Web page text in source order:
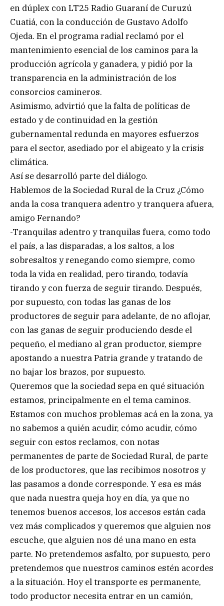
en dúplex con LT25 Radio Guaraní de Curuzú
Cuatiá, con la conducción de Gustavo Adolfo
Ojeda. En el programa radial reclamó por el
mantenimiento esencial de los caminos para la
producción agrícola y ganadera, y pidió por la
transparencia en la administración de los
consorcios camineros.
Asimismo, advirtió que la falta de políticas de
estado y de continuidad en la gestión
gubernamental redunda en mayores esfuerzos
para el sector, asediado por el abigeato y la crisis
climática.
Así se desarrolló parte del diálogo.
Hablemos de la Sociedad Rural de la Cruz ¿Cómo
anda la cosa tranquera adentro y tranquera afuera,
amigo Fernando?
-Tranquilas adentro y tranquilas fuera, como todo
el país, a las disparadas, a los saltos, a los
sobresaltos y renegando como siempre, como
toda la vida en realidad, pero tirando, todavía
tirando y con fuerza de seguir tirando. Después,
por supuesto, con todas las ganas de los
productores de seguir para adelante, de no aflojar,
con las ganas de seguir produciendo desde el
pequeño, el mediano al gran productor, siempre
apostando a nuestra Patria grande y tratando de
no bajar los brazos, por supuesto.
Queremos que la sociedad sepa en qué situación
estamos, principalmente en el tema caminos.
Estamos con muchos problemas acá en la zona, ya
no sabemos a quién acudir, cómo acudir, cómo
seguir con estos reclamos, con notas
permanentes de parte de Sociedad Rural, de parte
de los productores, que las recibimos nosotros y
las pasamos a donde corresponde. Y esa es más
que nada nuestra queja hoy en día, ya que no
tenemos buenos accesos, los accesos están cada
vez más complicados y queremos que alguien nos
escuche, que alguien nos dé una mano en esta
parte. No pretendemos asfalto, por supuesto, pero
pretendemos que nuestros caminos estén acordes
a la situación. Hoy el transporte es permanente,
todo productor necesita entrar en un camión,